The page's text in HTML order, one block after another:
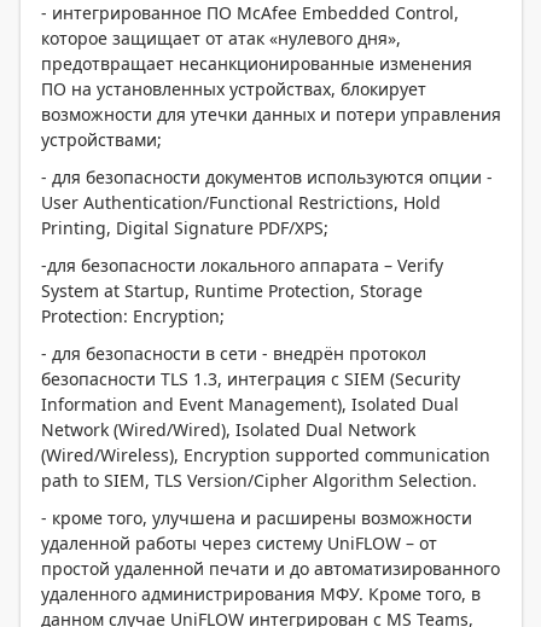
- интегрированное ПО McAfee Embedded Control,
которое защищает от атак «нулевого дня»,
предотвращает несанкционированные изменения
ПО на установленных устройствах, блокирует
возможности для утечки данных и потери управления
устройствами;
- для безопасности документов используются опции -
User Authentication/Functional Restrictions, Hold
Printing, Digital Signature PDF/XPS;
-для безопасности локального аппарата – Verify
System at Startup, Runtime Protection, Storage
Protection: Encryption;
- для безопасности в сети - внедрён протокол
безопасности TLS 1.3, интеграция с SIEM (Security
Information and Event Management), Isolated Dual
Network (Wired/Wired), Isolated Dual Network
(Wired/Wireless), Encryption supported communication
path to SIEM, TLS Version/Cipher Algorithm Selection.
- кроме того, улучшена и расширены возможности
удаленной работы через систему UniFLOW – от
простой удаленной печати и до автоматизированного
удаленного администрирования МФУ. Кроме того, в
данном случае UniFLOW интегрирован с MS Teams,